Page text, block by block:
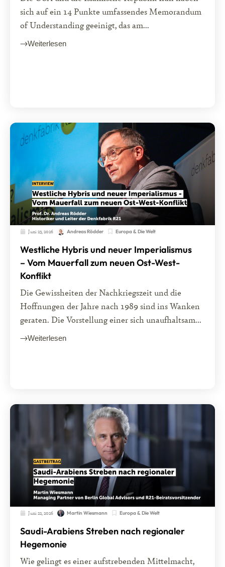
sich auf ein 14 Punkte umfassendes Memorandum
of Understanding geeinigt, das am...
Weiterlesen
Juni 23, 2026 Andreas Rödder Europa & Die Welt
Westliche Hybris und neuer Imperialismus
– Vom Mauerfall zum neuen Ost-West-
Konflikt
Die Gewissheiten der Nachkriegszeit und die
Hoffnungen der Jahre nach 1989 sind ins Wanken
geraten. Die Vorstellung einer sich unaufhaltsam...
Weiterlesen
Juni 22, 2026 Martin Wiesmann Europa & Die Welt
Saudi-Arabiens Streben nach regionaler
Hegemonie
Wie gelingt es einer aufstrebenden Mittelmacht,